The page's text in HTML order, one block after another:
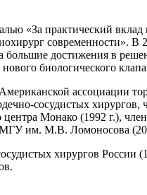
«За практический
современности». В
достижения в
биологического
ассоциации
сосудистых
Монако (1992 г.),
им. М.В. Ломоносова
хирургов России